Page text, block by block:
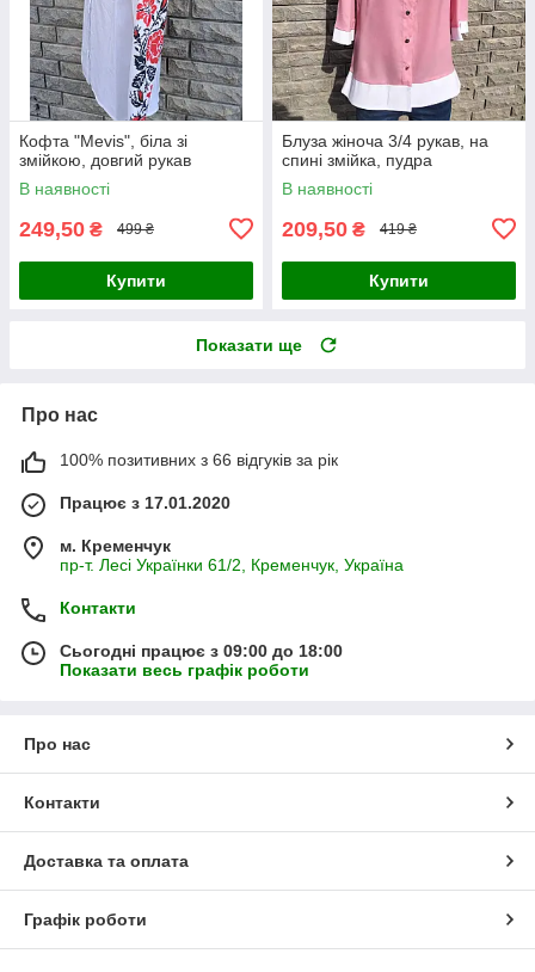
Кофта "Mevis", біла зі
змійкою, довгий рукав
В наявності
249,50 ₴ 499 ₴
Купити
Блуза жіноча 3/4 рукав, на
спині змійка, пудра
В наявності
209,50 ₴ 419 ₴
Купити
Показати ще
Про нас
100% позитивних з 66 відгуків за рік
Працює з 17.01.2020
м. Кременчук
пр-т. Лесі Українки 61/2, Кременчук, Україна
Контакти
Сьогодні працює з 09:00 до 18:00
Показати весь графік роботи
Про нас
Контакти
Доставка та оплата
Графік роботи